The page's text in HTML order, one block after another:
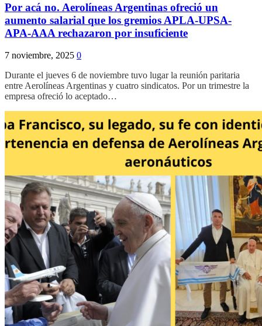
Por acá no. Aerolíneas Argentinas ofreció un
aumento salarial que los gremios APLA-UPSA-
APA-AAA rechazaron por insuficiente
7 noviembre, 2025 0
Durante el jueves 6 de noviembre tuvo lugar la reunión paritaria
entre Aerolíneas Argentinas y cuatro sindicatos. Por un trimestre la
empresa ofreció lo aceptado…